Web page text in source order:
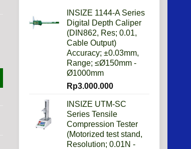
INSIZE 1144-A Series
Digital Depth Caliper
(DIN862, Res; 0.01,
Cable Output)
Accuracy; ±0.03mm,
Range; ≤Ø150mm -
Ø1000mm
Rp3.000.000
INSIZE UTM-SC
Series Tensile
Compression Tester
(Motorized test stand,
Resolution; 0.01N -